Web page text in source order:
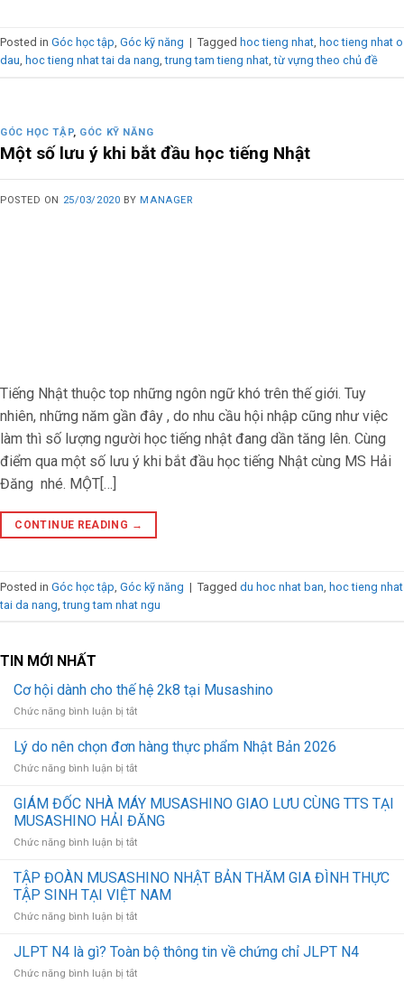
Posted in Góc học tập, Góc kỹ năng | Tagged hoc tieng nhat, hoc tieng nhat o
dau, hoc tieng nhat tai da nang,trung tam tieng nhat,từ vựng theo chủ đề
GÓC HỌC TẬP, GÓC KỸ NĂNG
Một số lưu ý khi bắt đầu học tiếng Nhật
POSTED ON 25/03/2020 BY MANAGER
Tiếng Nhật thuộc top những ngôn ngữ khó trên thế giới. Tuy
nhiên, những năm gần đây , do nhu cầu hội nhập cũng như việc
làm thì số lượng người học tiếng nhật đang dần tăng lên. Cùng
điểm qua một số lưu ý khi bắt đầu học tiếng Nhật cùng MS Hải
Đăng nhé. MỘT[…]
CONTINUE READING →
Posted in Góc học tập Góc kỹ năng | Tagged du hoc nhat ban hoc tieng nhat
tai da nang ,trung tam nhat ngu
TIN MỚI NHẤT
Cơ hội dành cho thế hệ 2k8 tại Musashino
Chức năng bình luận bị tắt
hội
hệ
2k8
Lý do nên chọn đơn hàng thực phẩm Nhật Bản 2026
Chức năng bình luận bị tắt
do
nên
thực
phẩm
GIÁM ĐỐC NHÀ MÁY MUSASHINO GIAO LƯU CÙNG TTS TẠI
MUSASHINO HẢI ĐĂNG
Chức năng bình luận bị tắt
ĐỐC
NHÀ
LƯU
TẬP ĐOÀN MUSASHINO NHẬT BẢN THĂM GIA ĐÌNH THỰC
TẬP SINH TẠI VIỆT NAM
Chức năng bình luận bị tắt
ĐOÀN
MUSASHINO
JLPT N4 là gì? Toàn bộ thông tin về chứng chỉ JLPT N4
Chức năng bình luận bị tắt